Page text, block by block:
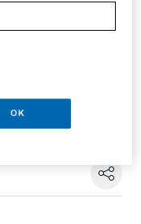
ist der
(gegenüber der
und Doonnerstag,
OK